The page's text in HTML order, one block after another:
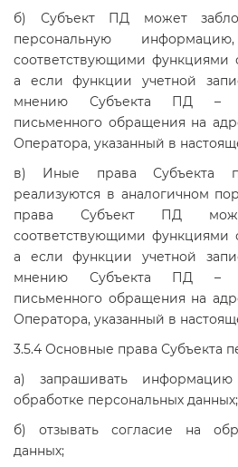
б) Субъект ПД может
персональную
соответствующими функциями
а если функции учетной
мнению Субъекта ПД –
письменного обращения на
Оператора, указанный в
в) Иные права Субъекта
реализуются в аналогичном
права Субъект ПД может
соответствующими функциями
а если функции учетной
мнению Субъекта ПД –
письменного обращения на
Оператора, указанный в
3.5.4 Основные права Субъекта
а) запрашивать
обработке персональных данных;
б) отзывать согласие на
данных;